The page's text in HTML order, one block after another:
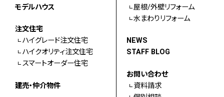
モデルハウス
注文住宅
ハイグレード注文住宅
ハイクオリティ注文住宅
スマートオーダー住宅
建売・仲介物件
屋根/外壁リフォーム
水まわりリフォーム
NEWS
STAFF BLOG
お問い合わせ
資料請求